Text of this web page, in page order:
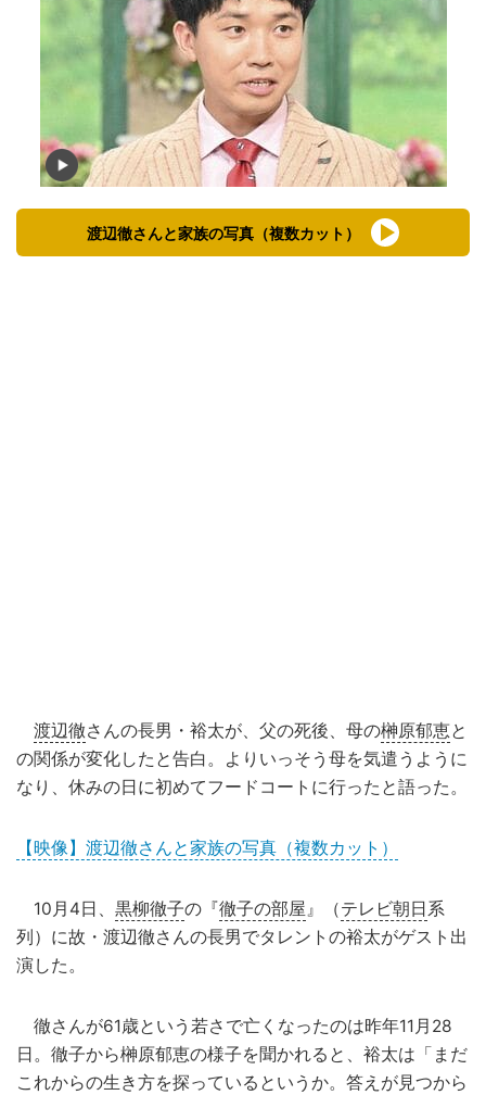
渡辺徹さんと家族の写真（複数カット）
渡辺徹さんの長男・裕太が、父の死後、母の榊原郁恵と
の関係が変化したと告白。よりいっそう母を気遣うように
なり、休みの日に初めてフードコートに行ったと語った。
【映像】渡辺徹さんと家族の写真（複数カット）
10月4日、 黒柳徹子の『徹子の部屋』（テレビ朝日系
列）に故・渡辺徹さんの長男でタレントの裕太がゲスト出
演した。
徹さんが61歳という若さで亡くなったのは昨年11月28
日。徹子から榊原郁恵の様子を聞かれると、裕太は「まだ
これからの生き方を探っているというか。答えが見つから